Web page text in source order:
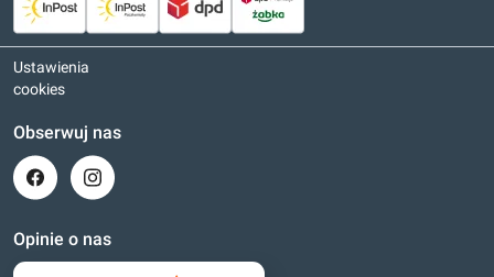
Ustawienia
cookies
Obserwuj nas
Opinie o nas